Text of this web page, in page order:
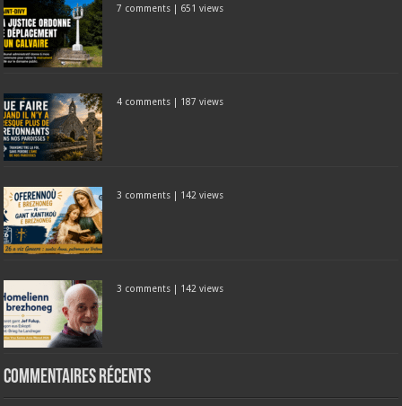
7 comments | 651 views
4 comments | 187 views
3 comments | 142 views
3 comments | 142 views
Commentaires récents